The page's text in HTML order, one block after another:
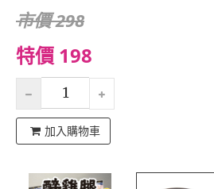
市價 298
特價 198
加入購物車